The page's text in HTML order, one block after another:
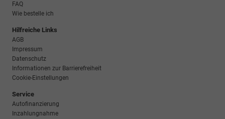
FAQ
Wie bestelle ich
Hilfreiche Links
AGB
Impressum
Datenschutz
Informationen zur Barrierefreiheit
Cookie-Einstellungen
Service
Autofinanzierung
Inzahlungnahme